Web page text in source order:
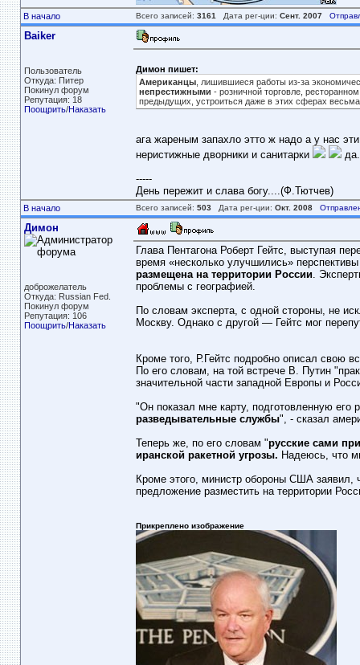
В начало Всего записей: 3161 Дата рег-ции: Сент. 2007
Baiker
Пользователь
Откуда: Питер
Покинул форум
Репутация: 18
Поощрить/Наказать
Димон пишет:
Американцы, лишившиеся работы из-за
непрестижными - розничной торговле,
предыдущих, устроиться даже в этих сферах
ага жареным запахло этто ж надо а у нас
неристижные дворники и санитарки
-----
День пережит и слава богу....(Ф.Тютчев)
В начало Всего записей: 503Дата рег-ции: Окт. 2008
Димон
доброжелатель
Откуда: Russian Fed.
Покинул форум
Репутация: 106
Поощрить/Наказать
Глава Пентагона Роберт Гейтс, выступая
время «несколько улучшились»
размещена на территории России.
проблемы с географией.
По словам эксперта, с одной стороны, не
Москву. Однако с другой — Гейтс мог
Кроме того, Р.Гейтс подробно описал свою
По его словам, на той встрече В. Путин
значительной части западной Европы и
"Он показал мне карту, подготовленную его
разведывательные службы", - сказал
Теперь же, по его словам "русские сами
иранской ракетной угрозы. Надеюсь, что
Кроме этого, министр обороны США заявил,
предложение разместить на территории
Прикреплено изображение